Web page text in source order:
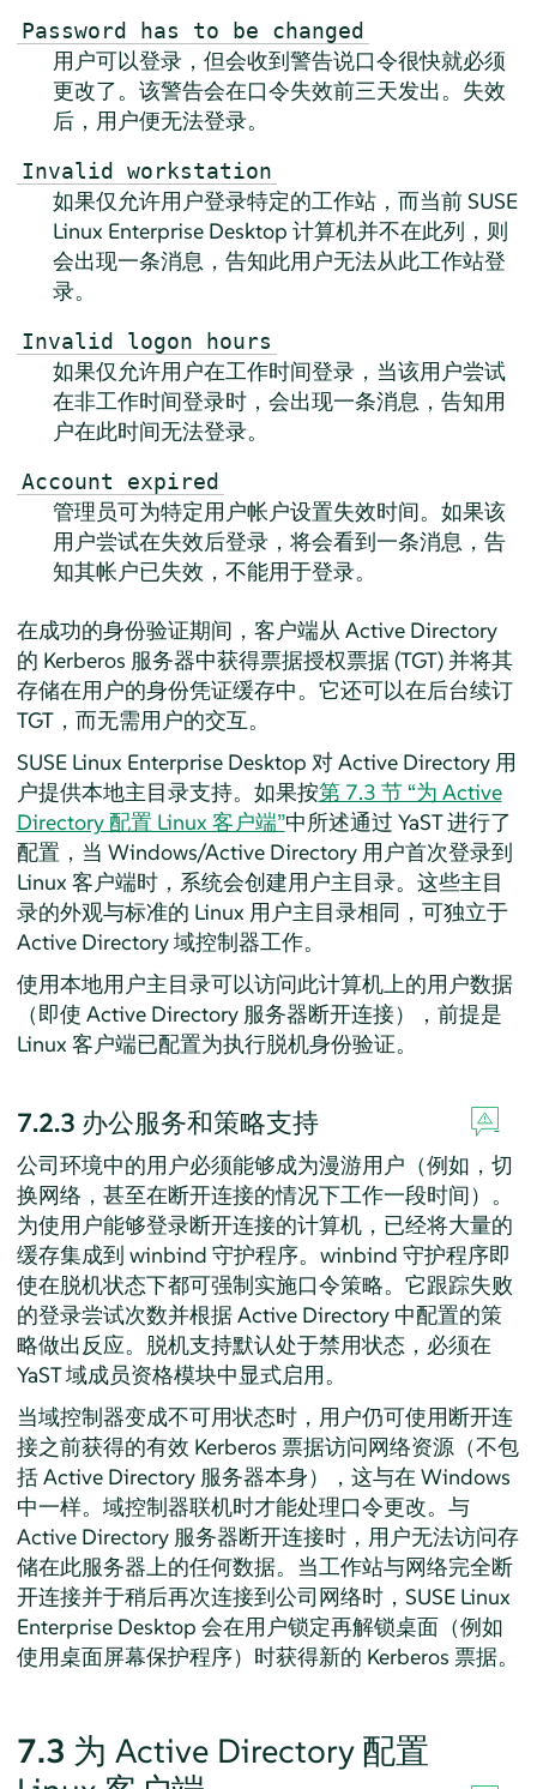
Password has to be changed
用户可以登录，但会收到警告说口令很快就必须
更改了。该警告会在口令失效前三天发出。失效
后，用户便无法登录。
Invalid workstation
如果仅允许用户登录特定的工作站，而当前 SUSE
Linux Enterprise Desktop 计算机并不在此列，则
会出现一条消息，告知此用户无法从此工作站登
录。
Invalid logon hours
如果仅允许用户在工作时间登录，当该用户尝试
在非工作时间登录时，会出现一条消息，告知用
户在此时间无法登录。
Account expired
管理员可为特定用户帐户设置失效时间。如果该
用户尝试在失效后登录，将会看到一条消息，告
知其帐户已失效，不能用于登录。
在成功的身份验证期间，客户端从 Active Directory
的 Kerberos 服务器中获得票据授权票据 (TGT) 并将其
存储在用户的身份凭证缓存中。它还可以在后台续订
TGT，而无需用户的交互。
SUSE Linux Enterprise Desktop 对 Active Directory 用
户提供本地主目录支持。如果按第 7.3 节 “为 Active
Directory 配置 Linux 客户端”中所述通过 YaST 进行了
配置，当 Windows/Active Directory 用户首次登录到
Linux 客户端时，系统会创建用户主目录。这些主目
录的外观与标准的 Linux 用户主目录相同，可独立于
Active Directory 域控制器工作。
使用本地用户主目录可以访问此计算机上的用户数据
（即使 Active Directory 服务器断开连接），前提是
Linux 客户端已配置为执行脱机身份验证。
7.2.3 办公服务和策略支持
公司环境中的用户必须能够成为漫游用户（例如，切
换网络，甚至在断开连接的情况下工作一段时间）。
为使用户能够登录断开连接的计算机，已经将大量的
缓存集成到 winbind 守护程序。winbind 守护程序即
使在脱机状态下都可强制实施口令策略。它跟踪失败
的登录尝试次数并根据 Active Directory 中配置的策
略做出反应。脱机支持默认处于禁用状态，必须在
YaST 域成员资格模块中显式启用。
当域控制器变成不可用状态时，用户仍可使用断开连
接之前获得的有效 Kerberos 票据访问网络资源（不包
括 Active Directory 服务器本身），这与在 Windows
中一样。域控制器联机时才能处理口令更改。与
Active Directory 服务器断开连接时，用户无法访问存
储在此服务器上的任何数据。当工作站与网络完全断
开连接并于稍后再次连接到公司网络时， SUSE Linux
Enterprise Desktop 会在用户锁定再解锁桌面（例如
使用桌面屏幕保护程序）时获得新的 Kerberos 票据。
7.3 为 Active Directory 配置